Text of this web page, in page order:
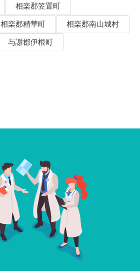
相楽郡笠置町
相楽郡精華町
相楽郡南山城村
与謝郡伊根町